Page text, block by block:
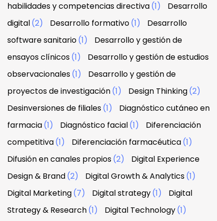
habilidades y competencias directiva(1)
Desarrollo
digital(2) Desarrollo formativo(1)
Desarrollo
software sanitario(1)
Desarrollo y gestión de
ensayos clínicos(1)
Desarrollo y gestión de estudios
observacionales(1)
Desarrollo y gestión de
proyectos de investigación(1) Design Thinking(2)
Desinversiones de filiales(1)
Diagnóstico cutáneo en
farmacia(1) Diagnóstico facial(1)
Diferenciación
competitiva(1) Diferenciación farmacéutica(1)
Difusión en canales propios(2)
Digital Experience
Design & Brand(2) Digital Growth & Analytics(1)
Digital Marketing(7) Digital strategy(1)
Digital
Strategy & Research(1) Digital Technology(1)